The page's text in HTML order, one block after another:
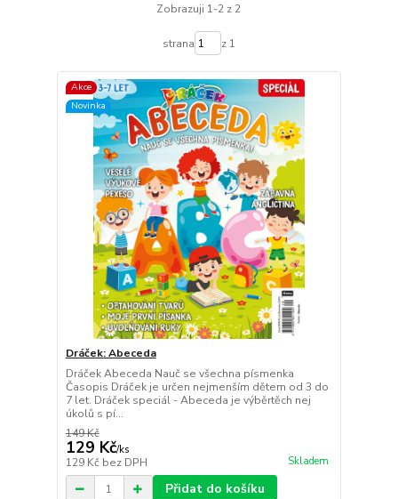
Zobrazuji 1-2 z 2
strana z 1
Akce
Novinka
Dráček: Abeceda
Dráček Abeceda Nauč se všechna písmenka
Časopis Dráček je určen nejmenším dětem od 3 do
7 let. Dráček speciál - Abeceda je výběrtěch nej
úkolů s pí...
149 Kč
129 Kč/ks
129 Kč bez DPH Skladem
Přidat do košíku